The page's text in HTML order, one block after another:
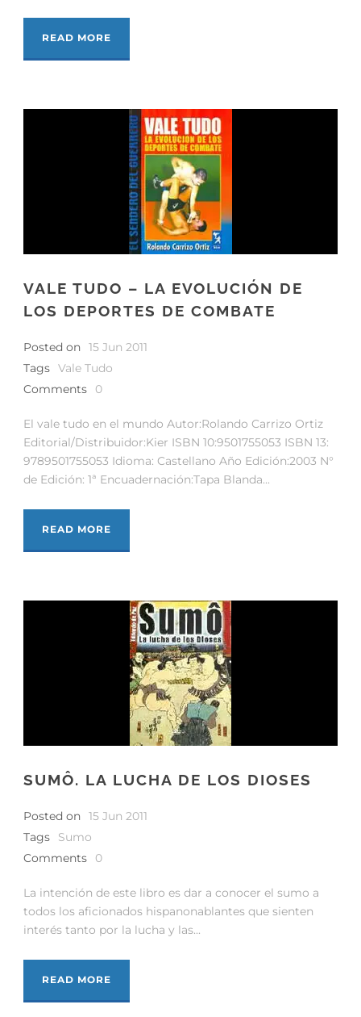
READ MORE
VALE TUDO – LA EVOLUCIÓN DE
LOS DEPORTES DE COMBATE
Posted on 15 Jun 2011
Tags Vale Tudo
Comments
0
El vale tudo en el mundo Autor:Rolando Carrizo Ortiz
Editorial/Distribuidor:Kier ISBN 10:9501755053 ISBN 13:
9789501755053 Idioma: Castellano Año Edición:2003 N°
de Edición: 1ª Encuadernación:Tapa Blanda...
READ MORE
SUMÔ. LA LUCHA DE LOS DIOSES
Posted on 15 Jun 2011
Tags
Sumo
Comments
0
La intención de este libro es dar a conocer el sumo a
todos los aficionados hispanonablantes que sienten
interés tanto por la lucha y las...
READ MORE